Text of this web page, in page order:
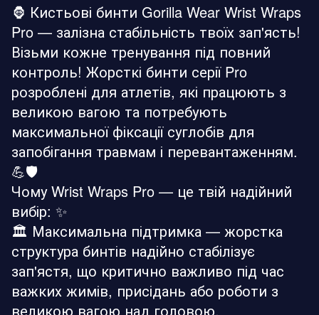
🦍 Кистьові бинти Gorilla Wear Wrist Wraps
Pro — залізна стабільність твоїх зап'ясть!
Візьми кожне тренування під повний
контроль! Жорсткі бинти серії Pro
розроблені для атлетів, які працюють з
великою вагою та потребують
максимальної фіксації суглобів для
запобігання травмам і перевантаженням.
💪🛡️
Чому Wrist Wraps Pro — це твій надійний
вибір: ✨
🏛️ Максимальна підтримка — жорстка
структура бинтів надійно стабілізує
зап'ястя, що критично важливо під час
важких жимів, присідань або роботи з
великою вагою над головою.